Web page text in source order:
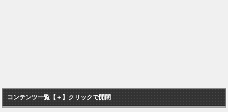
コンテンツ一覧【＋】クリックで開閉